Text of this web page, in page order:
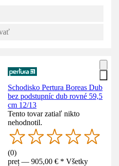
Schodisko Pertura Boreas Dub
bez podstupníc dub rovné 59,5
cm 12/13
Tento tovar zatiaľ nikto
nehodnotil.
(0)
preț — 905,00 € * Všetky